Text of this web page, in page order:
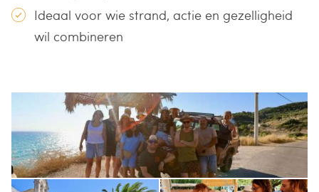
Ideaal voor wie strand, actie en gezelligheid
wil combineren